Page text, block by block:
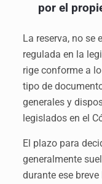
por el
La reserva, no se
regulada en la
rige conforme a
tipo de
generales y
legislados en el
El plazo para
generalmente
durante ese